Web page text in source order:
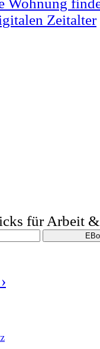
Wohnung
Zeitalter
für Arbeit